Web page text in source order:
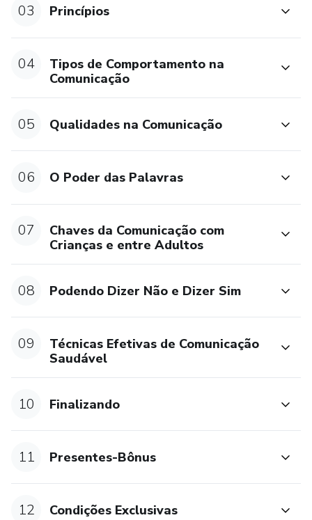
- Saúde mental equilibrada
- Relacionamentos melhores
Para quem?
reativa, explosiva ou calada, ressentida, sufocada na
- já fez algumas tentativas, mas não sentiu ou percebeu
- tem dificuldade de dizer “não” para as pessoas e “sim”
para si mesma
- gostaria de um método eficaz e um passo-a-passo
- quer se expressar e se comunicar de forma mais
verdadeira consigo e com os outros
abrir mão do que sente, pensa e quer
03 Princípios
04
Tipos de Comportamento na
Comunicação
05 Qualidades na Comunicação
06 O Poder das Palavras
07
Chaves da Comunicação com
Crianças e entre Adultos
08 Podendo Dizer Não e Dizer Sim
09
Técnicas Efetivas de Comunicação
Saudável
10 Finalizando
11 Presentes-Bônus
12 Condições Exclusivas